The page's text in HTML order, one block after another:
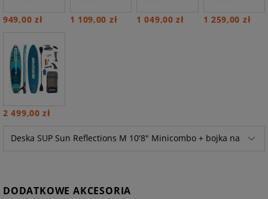
949,00 zł 1 109,00 zł 1 049,00 zł 1 259,00 zł
2 499,00 zł
DODATKOWE AKCESORIA